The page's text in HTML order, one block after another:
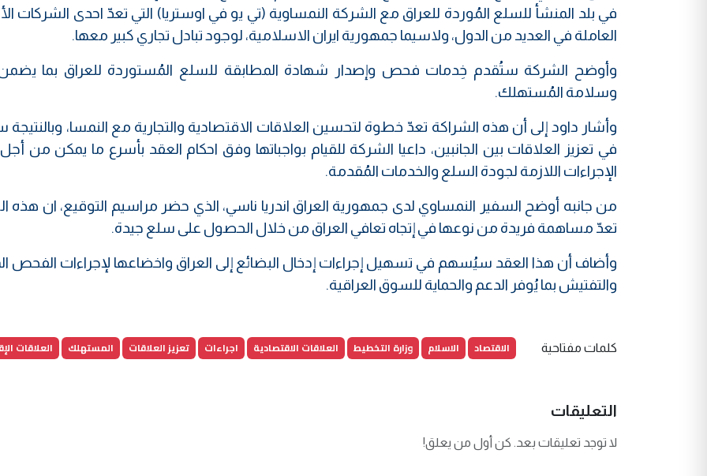
في بلد المنشأ للسلع المُوردة للعراق مع الشركة النمساوية (تي يو في اوستريا) التي تعدّ احدى الشركات
العاملة في العديد من الدول، ولاسيما جمهورية ايران الاسلامية، لوجود تبادل تجاري كبير معها.
وأوضح الشركة ستُقدم خِدمات فحص وإصدار شهادة المطابقة للسلع المُستوردة للعراق بما
وسلامة المُستهلك.
وأشار داود إلى أن هذه الشراكة تعدّ خطوة لتحسين العلاقات الاقتصادية والتجارية مع النمسا،
في تعزيز العلاقات بين الجانبين، داعيا الشركة للقيام بواجباتها وفق احكام العقد بأسرع ما يمكن من
الإجراءات اللازمة لجودة السلع والخدمات المُقدمة.
من جانبه أوضح السفير النمساوي لدى جمهورية العراق اندريا ناسي، الذي حضر مراسيم التوقيع، ان هذه
تعدّ مساهمة فريدة من نوعها في إتجاه تعافي العراق من خلال الحصول على سلع جيدة.
وأضاف أن هذا العقد سيُسهم في تسهيل إجراءات إدخال البضائع إلى العراق واخضاعها لإجراءات الفحص
والتفتيش بما يُوفر الدعم والحماية للسوق العراقية.
كلمات مفتاحية الاقتصاد الاسلام وزارة التخطيط العلاقات الاقتصادية اجراءات تعزيز العلاقات المستهلك العلاقات
التعليقات
لا توجد تعليقات بعد. كن أول من يعلق!